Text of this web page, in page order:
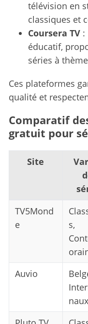
télévision en
classiques et
Coursera TV:
éducatif,
séries à
Ces plateformes
qualité et
Comparatif
gratuit pour
Site
TV5Mond
e
s,
Auvio
naux